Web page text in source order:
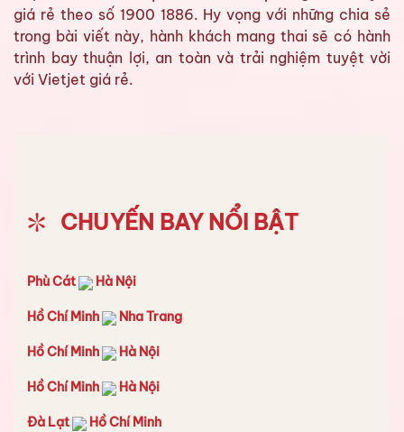
giá rẻ theo số 1900 1886. Hy vọng với những chia sẻ
trong bài viết này, hành khách mang thai sẽ có hành
trình bay thuận lợi, an toàn và trải nghiệm tuyệt vời
với Vietjet giá rẻ.
CHUYẾN BAY NỔI BẬT
Phù Cát Hà Nội
Hồ Chí Minh Nha Trang
Hồ Chí Minh Hà Nội
Hồ Chí Minh Hà Nội
Đà Lạt Hồ Chí Minh